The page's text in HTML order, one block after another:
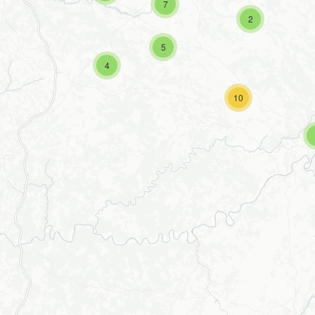
10
2
5
4
7